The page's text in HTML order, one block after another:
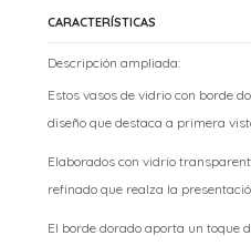
CARACTERÍSTICAS
Descripción ampliada:
Estos vasos de vidrio con borde
diseño que destaca a primera
Elaborados con vidrio
refinado que realza la
El borde dorado aporta un toque